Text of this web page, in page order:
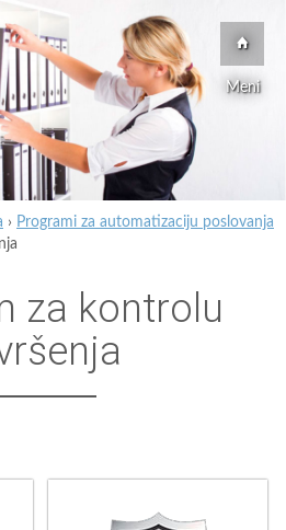
Meni
› Programi za automatizaciju poslovanja
za kontrolu